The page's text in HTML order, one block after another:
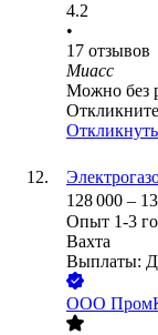
4.2
•
17 отзывов
Миасс
Можно без
128 000 –
Опыт 1-3
Вахта
Выплаты:
ООО